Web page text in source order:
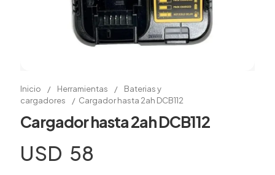
Inicio / Herramientas /
Baterias y
cargadores
/ Cargador hasta 2ah DCB112
Cargador hasta 2ah DCB112
USD 58